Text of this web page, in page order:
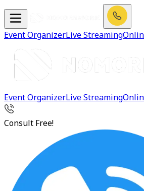
Event OrganizerLive Streaming
Event OrganizerLive Streaming
Consult Free!